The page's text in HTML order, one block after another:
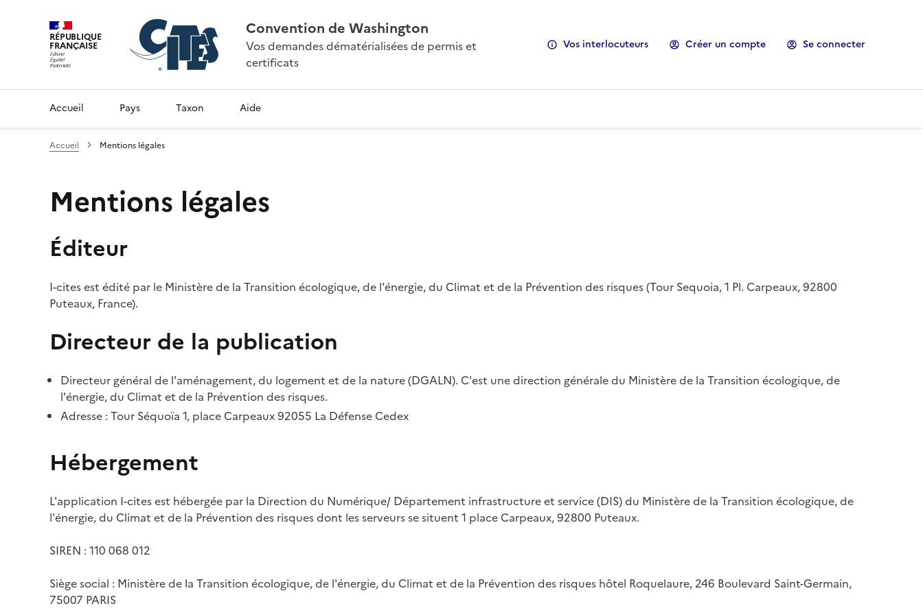
RÉPUBLIQUE
FRANÇAISE
Convention de Washington
Vos demandes dématérialisées de permis et
certificats
Vos interlocuteurs Créer un compte Se connecter
Accueil Pays Taxon Aide
Accueil Mentions légales
Mentions légales
Éditeur
I-cites est édité par le Ministère de la Transition écologique, de l'énergie, du Climat et de la Prévention des risques (Tour Sequoia, 1 Pl. Carpeaux, 92800
Puteaux, France).
Directeur de la publication
Directeur général de l'aménagement, du logement et de la nature (DGALN). C'est une direction générale du Ministère de la Transition écologique, de
l'énergie, du Climat et de la Prévention des risques.
Adresse : Tour Séquoïa 1, place Carpeaux 92055 La Défense Cedex
Hébergement
L'application I-cites est hébergée par la Direction du Numérique/ Département infrastructure et service (DIS) du Ministère de la Transition écologique, de
l'énergie, du Climat et de la Prévention des risques dont les serveurs se situent 1 place Carpeaux, 92800 Puteaux.
SIREN : 110 068 012
Siège social : Ministère de la Transition écologique, de l'énergie, du Climat et de la Prévention des risques hôtel Roquelaure, 246 Boulevard Saint-Germain,
75007 PARIS